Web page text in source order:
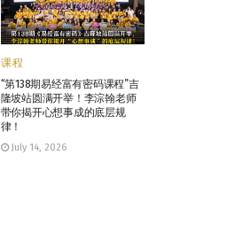
课程
“第138期易经富有密码课程”吉
隆坡站圆满开举！李淙翰老师
带你揭开心想事成的底层规
律！
July 14, 2026